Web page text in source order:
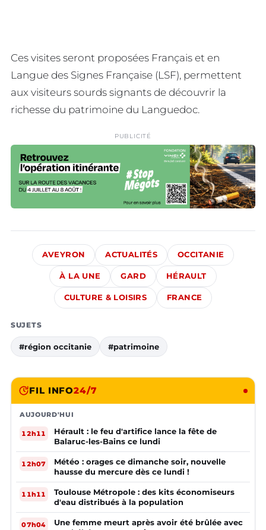
Ces visites seront proposées Français et en
Langue des Signes Française (LSF), permettent
aux visiteurs sourds signants de découvrir la
richesse du patrimoine du Languedoc.
PUBLICITÉ
AVEYRON ACTUALITÉS OCCITANIE
À LA UNE GARD HÉRAULT
CULTURE & LOISIRS FRANCE
SUJETS
#région occitanie #patrimoine
FIL INFO24/7
AUJOURD'HUI
12h11
Hérault : le feu d'artifice lance la fête de
Balaruc-les-Bains ce lundi
12h07
Météo : orages ce dimanche soir, nouvelle
hausse du mercure dès ce lundi !
11h11
Toulouse Métropole : des kits économiseurs
d'eau distribués à la population
07h04
Une femme meurt après avoir été brûlée avec